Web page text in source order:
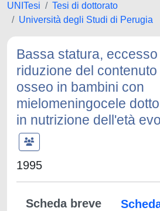
UNITesi
Tesi di dottorato
Università degli Studi di Perugia
Bassa statura,
riduzione del
osseo in bambini con
mielomeningocele
in nutrizione dell'età
1995
Scheda breve